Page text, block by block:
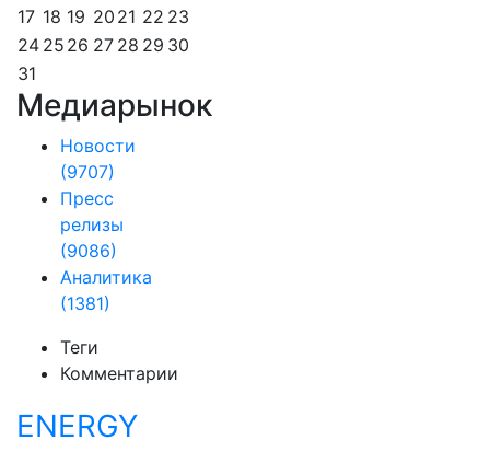
17 18 19 20 21 22 23
24 25 26 27 28 29 30
31
Медиарынок
Новости
(9707)
Пресс
релизы
(9086)
Аналитика
(1381)
Теги
Комментарии
ENERGY